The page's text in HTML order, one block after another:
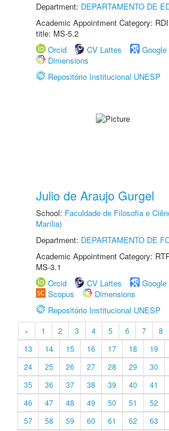
Department: DEPARTAMENTO DE
Academic Appointment Category:
title: MS-5.2
Orcid
CV Lattes
Dimensions
Repositório Institucional UNESP
Julio de Araujo Gurgel
School: Faculdade de Filosofia e
Marília)
Department: DEPARTAMENTO DE
Academic Appointment Category:
MS-3.1
Orcid
CV Lattes
Scopus
Dimensions
Repositório Institucional UNESP
« 1 2 3 4 5 6 7 8
13
14 15 16 17 18 19
24
25 26 27 28 29 30
35
36 37 38 39 40 41
46
47 48 49 50 51 52
57
58 59 60 61 62 63